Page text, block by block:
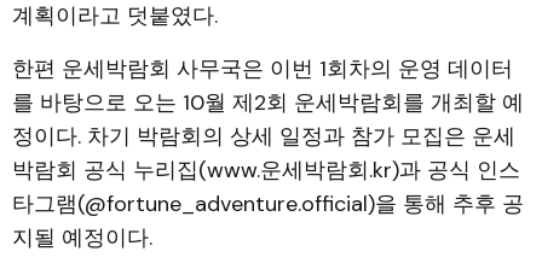
계획이라고 덧붙였다.
한편 운세박람회 사무국은 이번 1회차의 운영 데이터
를 바탕으로 오는 10월 제2회 운세박람회를 개최할 예
정이다. 차기 박람회의 상세 일정과 참가 모집은 운세
박람회 공식 누리집(www.운세박람회.kr)과 공식 인스
타그램(@fortune_adventure.official)을 통해 추후 공
지될 예정이다.